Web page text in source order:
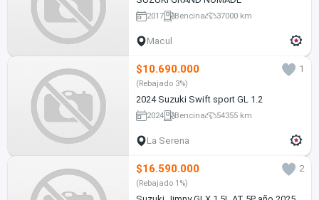
2017 Bencina 37000 km
Macul
$10.690.000 1
(Rebajado 3%)
2024 Suzuki Swift sport GL 1.2
2024 Bencina 54355 km
La Serena
$16.590.000 2
(Rebajado 1%)